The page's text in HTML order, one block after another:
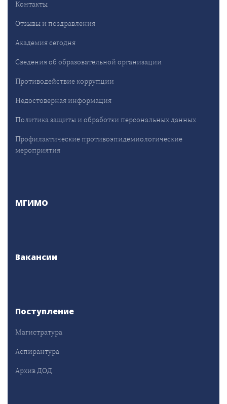
Контакты
Отзывы и поздравления
Академия сегодня
Сведения об образовательной организации
Противодействие коррупции
Недостоверная информация
Политика защиты и обработки персональных данных
Профилактические противоэпидемиологические
мероприятия
МГИМО
Вакансии
Поступление
Магистратура
Аспирантура
Архив ДОД